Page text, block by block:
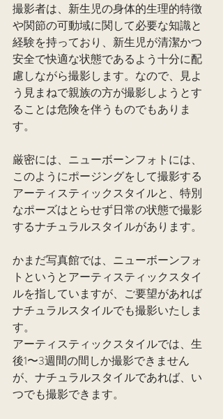
撮影者は、新生児の身体的生理的特徴
や関節の可動域に関して必要な知識と
経験を持っており、新生児が清潔かつ
安全で快適な状態であるよう十分に配
慮しながら撮影します。なので、見よ
う見まねで親族の方が撮影しようとす
ることは危険を伴うものでもありま
す。
厳密には、ニューボーンフォトには、
このようにポージングをして撮影する
アーティスティックスタイルと、特別
なポーズはとらせず日常の状態で撮影
するナチュラルスタイルがあります。
かまだ写真館では、ニューボーンフォ
トというとアーティスティックスタイ
ルを指していますが、ご要望があれば
ナチュラルスタイルでも撮影いたしま
す。
アーティスティックスタイルでは、生
後1〜3週間の間しか撮影できません
が、ナチュラルスタイルであれば、い
つでも撮影できます。